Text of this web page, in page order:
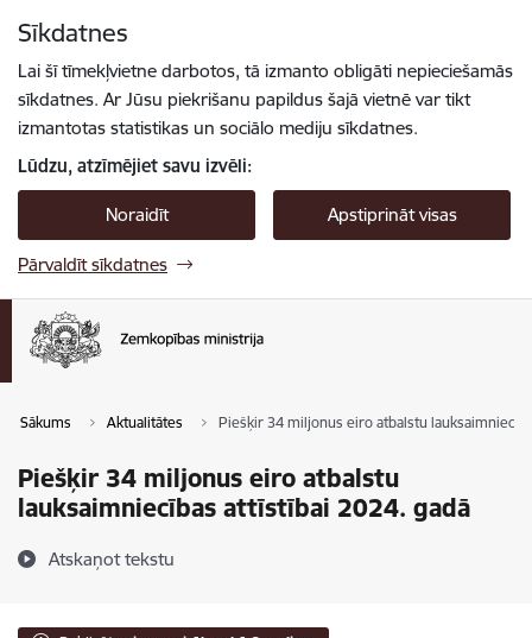
Sīkdatnes
Lai šī tīmekļvietne darbotos, tā izmanto obligāti nepieciešamās
sīkdatnes. Ar Jūsu piekrišanu papildus šajā vietnē var tikt
izmantotas statistikas un sociālo mediju sīkdatnes.
Lūdzu, atzīmējiet savu izvēli:
Noraidīt Apstiprināt visas
Pārvaldīt sīkdatnes
Sākums Aktualitātes Piešķir 34 miljonus eiro atbalstu
Piešķir 34 miljonus eiro atbalstu
lauksaimniecības attīstībai 2024. gadā
Atskaņot tekstu